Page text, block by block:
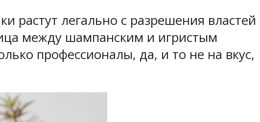
растут легально с разрешения властей
между шампанским и игристым
профессионалы, да, и то не на вкус,